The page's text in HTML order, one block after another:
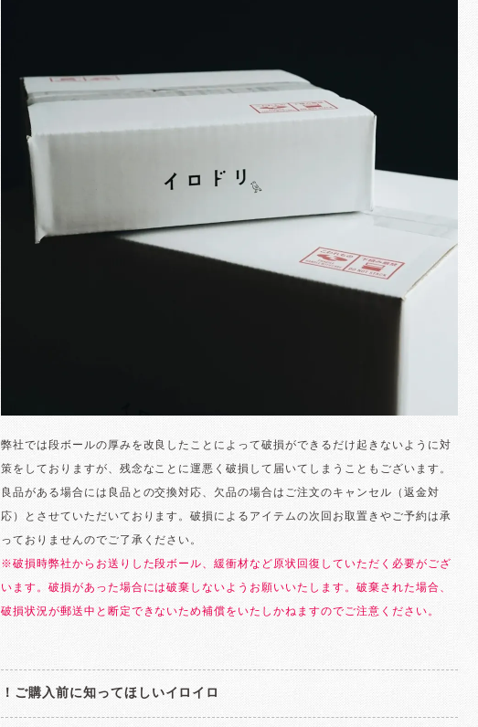
弊社では段ボールの厚みを改良したことによって破損ができるだけ起きないように対
策をしておりますが、残念なことに運悪く破損して届いてしまうこともございます。
良品がある場合には良品との交換対応、欠品の場合はご注文のキャンセル（返金対
応）とさせていただいております。破損によるアイテムの次回お取置きやご予約は承
っておりませんのでご了承ください。
※破損時弊社からお送りした段ボール、緩衝材など原状回復していただく必要がござ
います。破損があった場合には破棄しないようお願いいたします。破棄された場合、
破損状況が郵送中と断定できないため補償をいたしかねますのでご注意ください。
！ご購入前に知ってほしいイロイロ